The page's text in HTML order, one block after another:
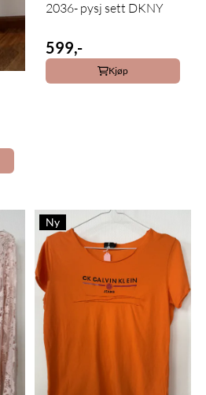
2036- pysj sett DKNY
599,-
Kjøp
Ny